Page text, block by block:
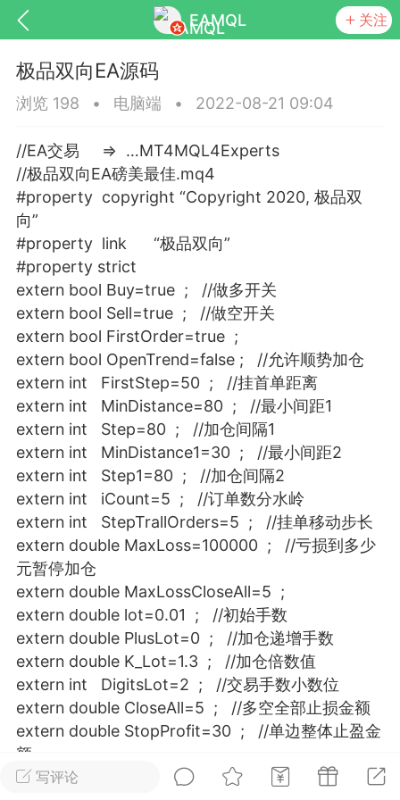
EAMQL 关注
匿名树洞 发起挑战
Lv.9 神隐会员
电脑端 趋势
狼行黄金一次一单1.1你们期待的一
EA它来了，主打高胜率没浮亏！
黄金一次一单1.0你们期待的一次一单
了，主打高胜率没浮亏！复利模式下 历
2026.03.17 数据表现...
#狼行天下 #
3.4k
Lv.9 神隐会员 靓号
EA+
17:09
电脑端 趋势
2024年 狼行天下A03.01软件大更
EA 增加货币版EA
写评论
极品双向EA源码
浏览 198 • 电脑端 • 2022-08-21 09:04
//EA交易 => …MT4MQL4Experts
//极品双向EA磅美最佳.mq4
#property copyright “Copyright 2020, 极品双
向”
#property link “极品双向”
#property strict
extern bool Buy=true ; //做多开关
extern bool Sell=true ; //做空开关
extern bool FirstOrder=true ;
extern bool OpenTrend=false ; //允许顺势加仓
extern int FirstStep=50 ; //挂首单距离
extern int MinDistance=80 ; //最小间距1
extern int Step=80 ; //加仓间隔1
extern int MinDistance1=30 ; //最小间距2
extern int Step1=80 ; //加仓间隔2
extern int iCount=5 ; //订单数分水岭
extern int StepTrallOrders=5 ; //挂单移动步长
extern double MaxLoss=100000 ; //亏损到多少
元暂停加仓
extern double MaxLossCloseAll=5 ;
extern double lot=0.01 ; //初始手数
extern double PlusLot=0 ; //加仓递增手数
extern double K_Lot=1.3 ; //加仓倍数值
extern int DigitsLot=2 ; //交易手数小数位
extern double CloseAll=5 ; //多空全部止损金额
extern double StopProfit=30 ; //单边整体止盈金
额
extern double StopLoss=100000 ; //单边整体止